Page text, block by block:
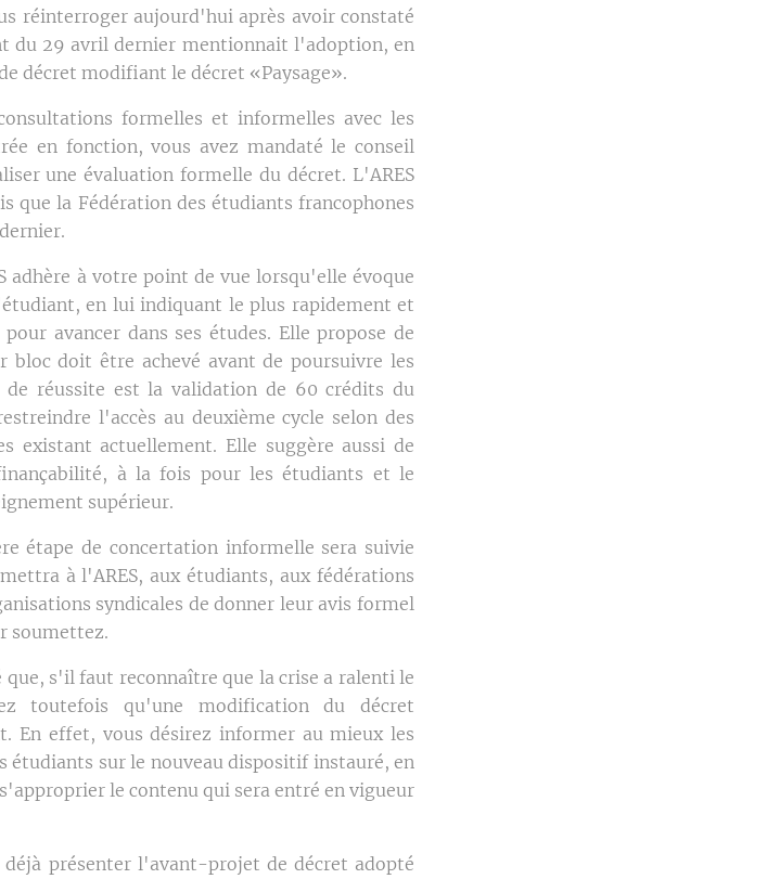
réinterroger aujourd'hui après avoir constaté
du 29 avril dernier mentionnait l'adoption, en
décret modifiant le décret «Paysage».
formelles et informelles avec les
en fonction, vous avez mandaté le conseil
une évaluation formelle du décret. L'ARES
que la Fédération des étudiants francophones
adhère à votre point de vue lorsqu'elle évoque
en lui indiquant le plus rapidement et
avancer dans ses études. Elle propose de
bloc doit être achevé avant de poursuivre les
réussite est la validation de 60 crédits du
l'accès au deuxième cycle selon des
existant actuellement. Elle suggère aussi de
à la fois pour les étudiants et le
supérieur.
étape de concertation informelle sera suivie
à l'ARES, aux étudiants, aux fédérations
syndicales de donner leur avis formel
soumettez.
que, s'il faut reconnaître que la crise a ralenti le
toutefois qu'une modification du décret
En effet, vous désirez informer au mieux les
étudiants sur le nouveau dispositif instauré, en
le contenu qui sera entré en vigueur
présenter l'avant-projet de décret adopté